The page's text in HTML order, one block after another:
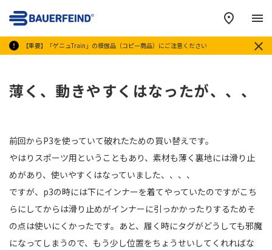
【重要】「ゲニュTrain」の模倣品（コピー商品）にご注意ください
メ
薄く、動きやすくはなったが、、、
前回からP3を使っていて破れたための買い替えです。
やはりスポーツ用ということもあり、素材も薄く裏地には滑り止
めがあり、使いやすくはなっていました、、、、
ですが、p3の時には下にインナーを着てやっていたのですがこち
らにしてからは滑り止めがインナーに引っかかったりするためそ
の点は使いにくかったです。あと、履く時にタグがどうしても邪魔
になってしまうので、もう少し位置をちょうせいしてくれればな